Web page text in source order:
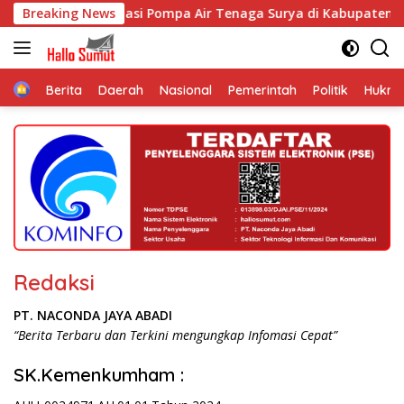
Langsung
ke
konten
Breaking News
Pompa Air Tenaga Surya di Kabupaten Samosir
HomeBerita Daerah Nasional Pemerintah Politik
Redaksi
PT. NACONDA JAYA ABADI
“Berita Terbaru dan Terkini mengungkap Infomasi Cepat”
SK.Kemenkumham :